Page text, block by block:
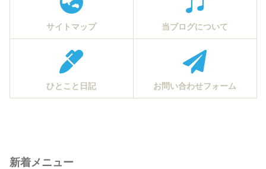
サイトマップ 当ブログについて
ひとこと日記 お問い合わせフォーム
新着メニュー